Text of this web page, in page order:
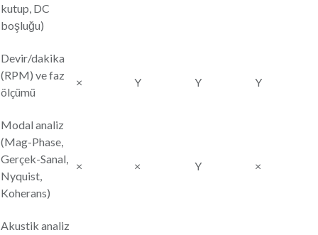
kutup, DC
boşluğu)
Devir/dakika
(RPM) ve faz
ölçümü
× Y Y Y
Modal analiz
(Mag-Phase,
Gerçek-Sanal,
Nyquist,
Koherans)
× × Y ×
Akustik analiz